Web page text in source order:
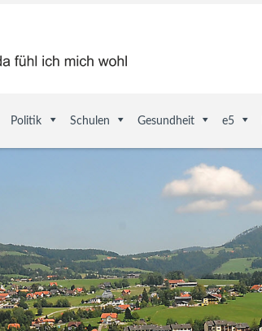
Politik Schulen Gesundheit e5